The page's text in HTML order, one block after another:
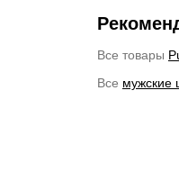
Все товары
Все мужские